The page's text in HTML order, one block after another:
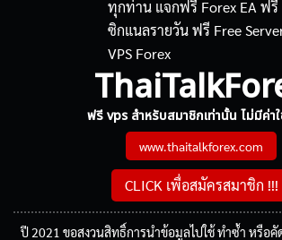
ฟรี vps สำหรับสมาชิกเท่านั้น ไม่มีค่า
www.thaitalkforex.com
CLICK เพื่อสมัครสมาชิก !!!
ปี 2021 ขอสงวนสิทธิ์การนำข้อมูลไปใช้ ทำซ้ำ หรือคั